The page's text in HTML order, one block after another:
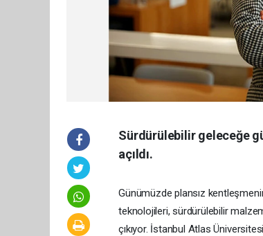
Sürdürülebilir geleceğe
açıldı.
Günümüzde plansız
teknolojileri, sürdürülebilir
çıkıyor. İstanbul Atlas